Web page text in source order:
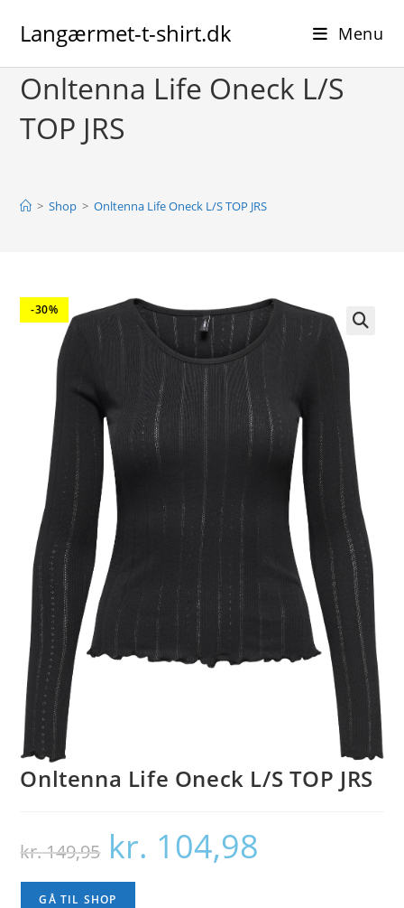
Langærmet-t-shirt.dk Menu
Onltenna Life Oneck L/S
TOP JRS
> Shop > Onltenna Life Oneck L/S TOP JRS
-30%
Onltenna Life Oneck L/S TOP JRS
kr.149,95
Den
oprindelige
pris
kr. 149,95.
kr. 104,98
GÅ TIL SHOP